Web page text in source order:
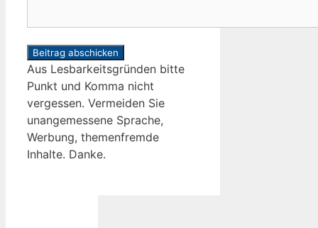
Aus Lesbarkeitsgründen bitte
Punkt und Komma nicht
vergessen. Vermeiden Sie
unangemessene Sprache,
Werbung, themenfremde
Inhalte. Danke.